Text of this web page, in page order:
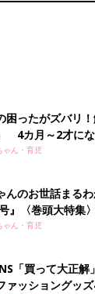
困ったがズバリ
4カ月～2才にな
い！
ゃん・育児
んのお世話まる
』〈巻頭大特集
っぱい・ミルク
ゃん・育児
「買って大正解
ァッショングッ